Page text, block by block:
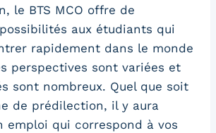
le BTS MCO offre de
aux étudiants qui
rapidement dans le monde
perspectives sont variées et
sont nombreux. Quel que soit
de prédilection, il y aura
emploi qui correspond à vos